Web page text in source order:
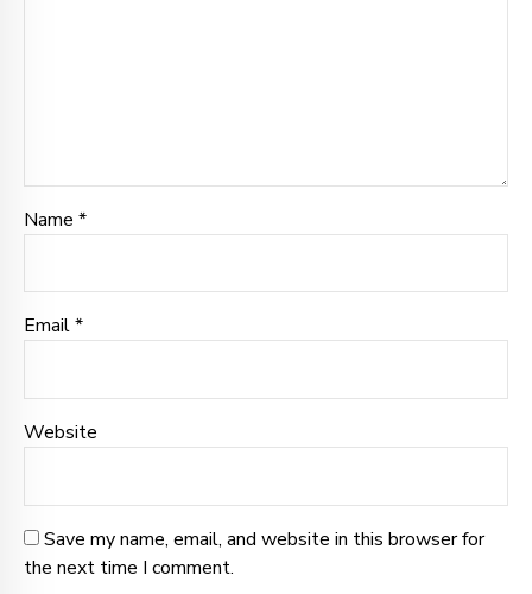
Name *
Email *
Website
Save my name, email, and website in this browser for
the next time I comment.